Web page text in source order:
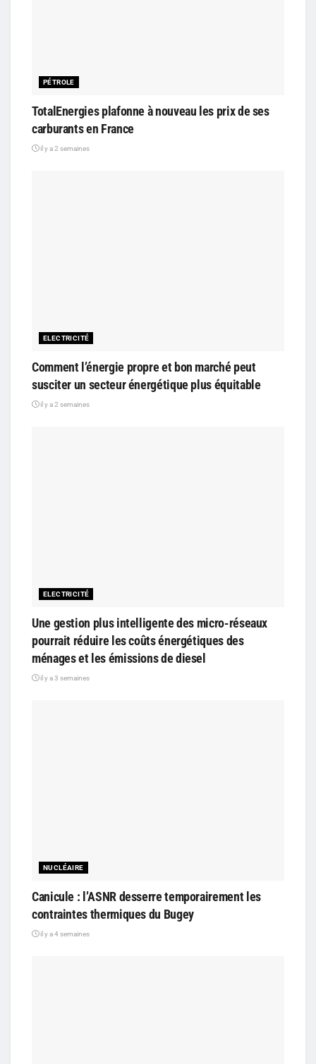
PÉTROLE
TotalEnergies plafonne à nouveau les prix de ses
carburants en France
il y a 2 semaines
ELECTRICITÉ
Comment l’énergie propre et bon marché peut
susciter un secteur énergétique plus équitable
il y a 2 semaines
ELECTRICITÉ
Une gestion plus intelligente des micro-réseaux
pourrait réduire les coûts énergétiques des
ménages et les émissions de diesel
il y a 3 semaines
NUCLÉAIRE
Canicule : l’ASNR desserre temporairement les
contraintes thermiques du Bugey
il y a 4 semaines